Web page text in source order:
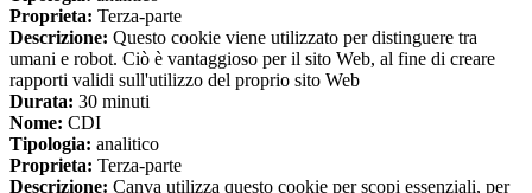
Proprieta: Terza-parte
Descrizione: Questo cookie viene utilizzato per distinguere tra
umani e robot. Ciò è vantaggioso per il sito Web, al fine di creare
rapporti validi sull'utilizzo del proprio sito Web
Durata: 30 minuti
Nome: CDI
Tipologia: analitico
Proprieta: Terza-parte
Descrizione: Canva utilizza questo cookie per scopi essenziali, per